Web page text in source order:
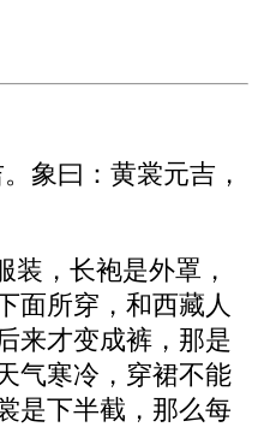
象曰：黄裳元吉，
装，长袍是外罩，
面所穿，和西藏人
来才变成裤，那是
气寒冷，穿裙不能
是下半截，那么每